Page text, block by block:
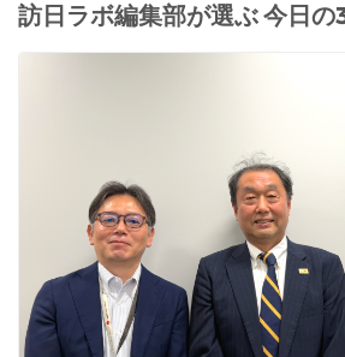
訪日ラボ編集部が選ぶ 今日の